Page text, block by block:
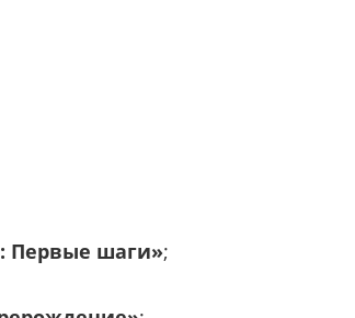
Первые шаги»;